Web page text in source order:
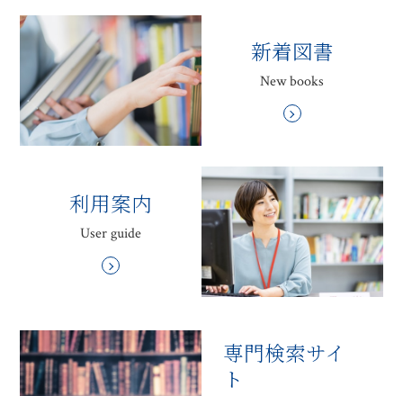
新着図書
New books
利用案内
User guide
専門検索サイ
ト